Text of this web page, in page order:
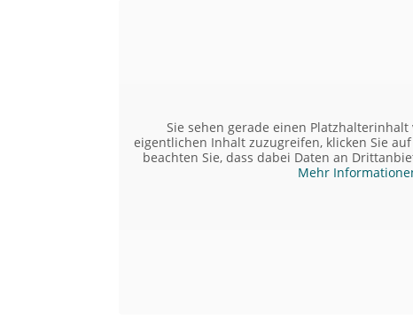
Sie sehen gerade einen Platzhalterinhalt
eigentlichen Inhalt zuzugreifen, klicken Sie
beachten Sie, dass dabei Daten an
Mehr